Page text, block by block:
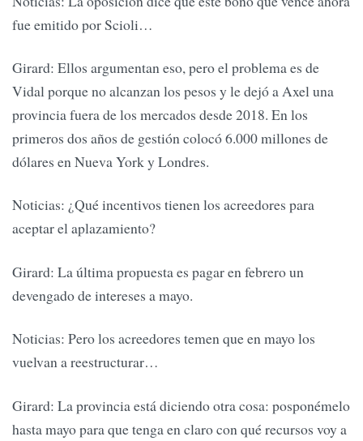
fue emitido por Scioli…
Girard: Ellos argumentan eso, pero el problema es de
Vidal porque no alcanzan los pesos y le dejó a Axel una
provincia fuera de los mercados desde 2018. En los
primeros dos años de gestión colocó 6.000 millones de
dólares en Nueva York y Londres.
Noticias: ¿Qué incentivos tienen los acreedores para
aceptar el aplazamiento?
Girard: La última propuesta es pagar en febrero un
devengado de intereses a mayo.
Noticias: Pero los acreedores temen que en mayo los
vuelvan a reestructurar…
Girard: La provincia está diciendo otra cosa: posponémelo
hasta mayo para que tenga en claro con qué recursos voy a